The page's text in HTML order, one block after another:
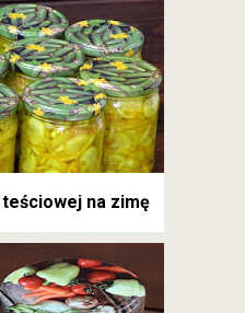
na zimę